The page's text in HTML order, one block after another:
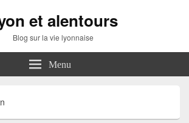
et alentours
Blog sur la vie lyonnaise
Menu